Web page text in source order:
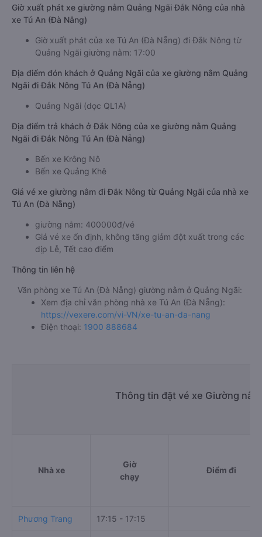
Giờ xuất phát xe giường nằm Quảng Ngãi Đắk Nông của nhà
xe Tú An (Đà Nẵng)
Giờ xuất phát của xe Tú An (Đà Nẵng) đi Đắk Nông từ
Quảng Ngãi giường nằm: 17:00
Địa điểm đón khách ở Quảng Ngãi của xe giường nằm Quảng
Ngãi đi Đắk Nông Tú An (Đà Nẵng)
Quảng Ngãi (dọc QL1A)
Địa điểm trả khách ở Đắk Nông của xe giường nằm Quảng
Ngãi đi Đắk Nông Tú An (Đà Nẵng)
Bến xe Krông Nô
Bến xe Quảng Khê
Giá vé xe giường nằm đi Đắk Nông từ Quảng Ngãi của nhà xe
Tú An (Đà Nẵng)
giường nằm: 400000đ/vé
Giá vé xe ổn định, không tăng giảm đột xuất trong các
dịp Lễ, Tết cao điểm
Thông tin liên hệ
Văn phòng xe Tú An (Đà Nẵng) giường nằm ở Quảng Ngãi:
Xem địa chỉ văn phòng nhà xe Tú An (Đà Nẵng):
https://vexere.com/vi-VN/xe-tu-an-da-nang
Điện thoại: 1900 888684
Thông tin đặt vé xe Giường
Nhà xe
Giờ
chạy
Điểm đi
Phương Trang 17:15 - 17:15